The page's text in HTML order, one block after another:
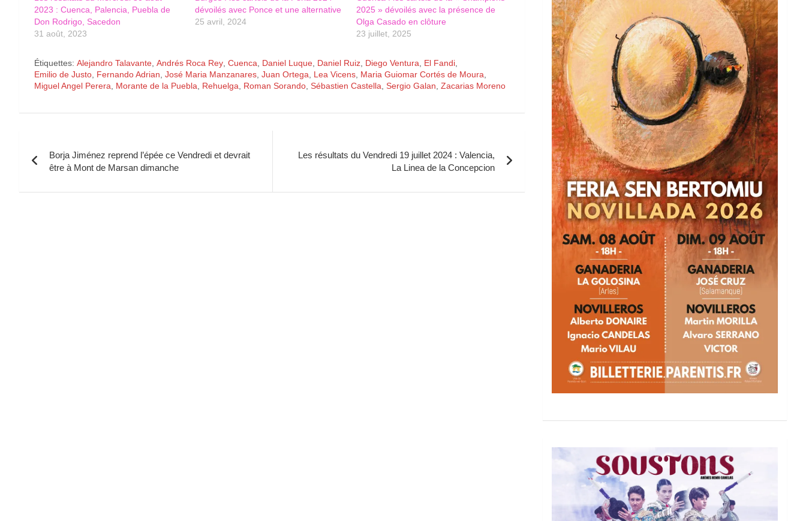
2023 : Cuenca, Palencia, Puebla de
Don Rodrigo, Sacedon
31 août, 2023
dévoilés avec Ponce et une alternative
25 avril, 2024
2025 » dévoilés avec la présence de
Olga Casado en clôture
23 juillet, 2025
Étiquettes: Alejandro Talavante Andrés Roca Rey Cuenca Daniel Luque Daniel Ruiz Diego Ventura El Fandi
Emilio de Justo Fernando Adrian José Maria Manzanares Juan Ortega Lea Vicens Maria Guiomar Cortés de Moura
Miguel Angel Perera
Morante de la Puebla Rehuelga Roman Sorando Sébastien Castella Sergio Galan Zacarias Moreno
de
l’article
Borja Jiménez reprend l’épée ce Vendredi et devrait
être à Mont de Marsan dimanche
Les résultats du Vendredi 19 juillet 2024 : Valencia,
La Linea de la Concepcion